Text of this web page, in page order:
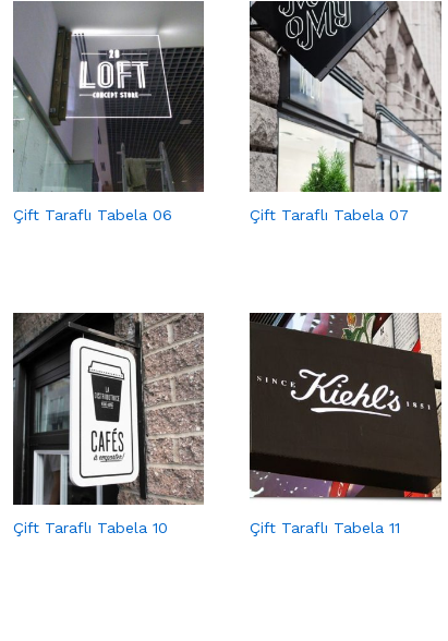
Çift Taraflı Tabela 06 Çift Taraflı Tabela 07
Çift Taraflı Tabela 10 Çift Taraflı Tabela 11